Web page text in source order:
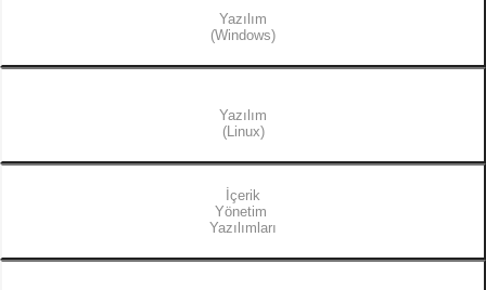
Yazılım
(Windows)
Yazılım
(Linux)
İçerik
Yönetim
Yazılımları